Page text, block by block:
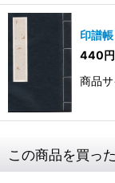
印譜
440円
商品
この商品を買っ